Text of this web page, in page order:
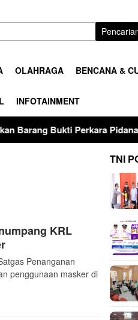
OLAHRAGA BENCANA &
INFOTAINMENT
Pidana Umum
KRL
Penanganan
penggunaan masker di
TNI